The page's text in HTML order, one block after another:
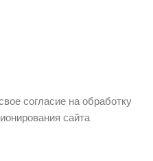
согласие на обработку
сайта